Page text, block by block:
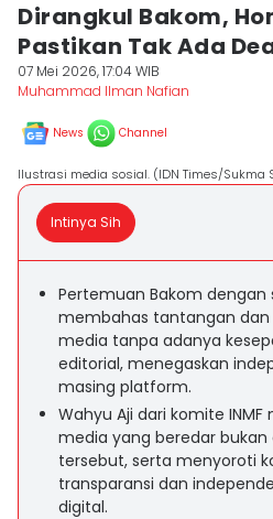
Dirangkul Bakom,
Pastikan Tak Ada
07 Mei 2026, 17:04 WIB
Muhammad Ilman Nafian
News Channel
Ilustrasi media sosial. (IDN Times/Sukma
Intinya Sih
Pertemuan Bakom
membahas tantangan dan
media tanpa adanya
editorial, menegaskan
masing platform.
Wahyu Aji dari komite
media yang beredar
tersebut, serta menyoroti
transparansi dan
digital.